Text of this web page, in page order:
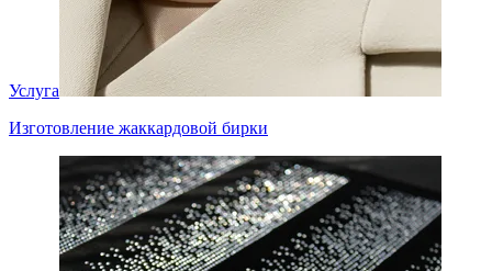
Услуга
Изготовление жаккардовой бирки